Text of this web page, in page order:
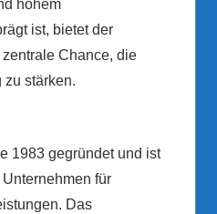
hohem
ist, bietet der
Chance, die
zu stärken.
1983 gegründet und ist
für
Das